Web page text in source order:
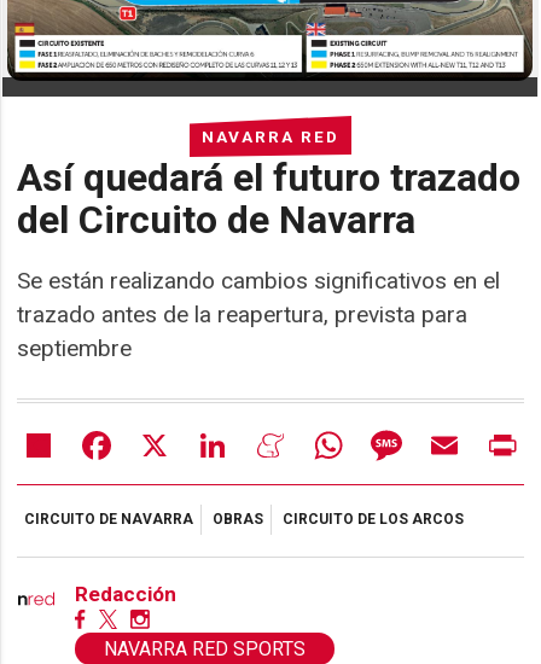
NAVARRA RED
Así quedará el futuro trazado
del Circuito de Navarra
Se están realizando cambios significativos en el
trazado antes de la reapertura, prevista para
septiembre
Share Facebook LinkedIn MeneameWhatsAppMessageEmail
CIRCUITO DE NAVARRA OBRAS CIRCUITO DE LOS ARCOS
Redacción
NAVARRA RED SPORTS